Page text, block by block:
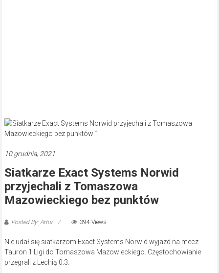
10 grudnia, 2021
Siatkarze Exact Systems Norwid
przyjechali z Tomaszowa
Mazowieckiego bez punktów
Posted By: Artur 394 Views
Nie udał się siatkarzom Exact Systems Norwid wyjazd na mecz
Tauron 1 Ligi do Tomaszowa Mazowieckiego. Częstochowianie
przegrali z Lechią 0:3.